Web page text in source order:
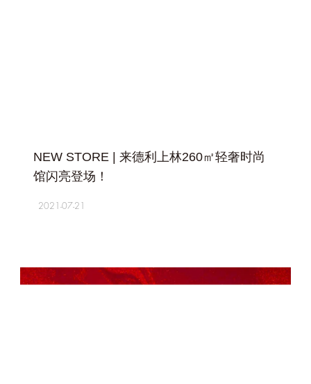
NEW STORE | 来德利上林260㎡轻奢时尚
馆闪亮登场！
2021-07-21